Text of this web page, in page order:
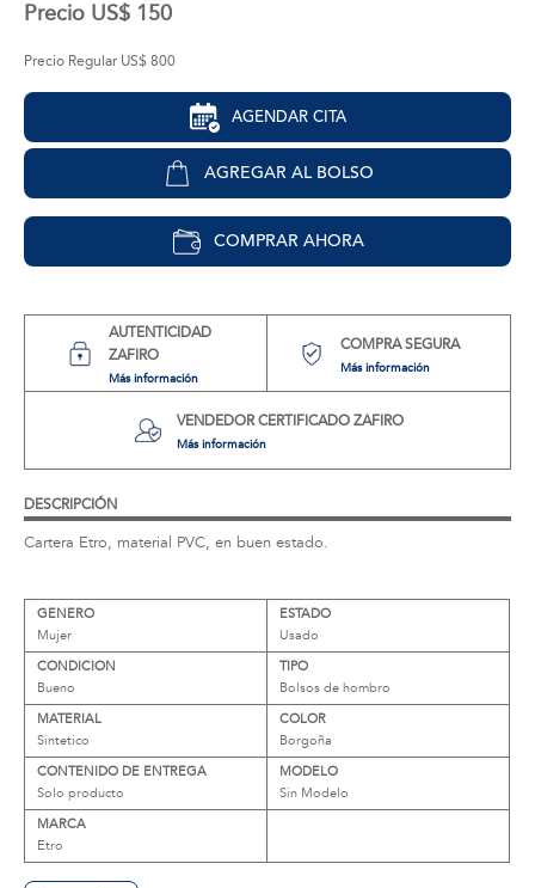
Precio US$ 150
Precio Regular US$ 800
AGENDAR CITA
AGREGAR AL BOLSO
COMPRAR AHORA
AUTENTICIDAD
ZAFIRO
Más información
COMPRA SEGURA
Más información
VENDEDOR CERTIFICADO ZAFIRO
Más información
DESCRIPCIÓN
Cartera Etro, material PVC, en buen estado.
GENERO
Mujer
ESTADO
Usado
CONDICION
Bueno
TIPO
Bolsos de hombro
MATERIAL
Sintetico
COLOR
Borgoña
CONTENIDO DE ENTREGA
Solo producto
MODELO
Sin Modelo
MARCA
Etro